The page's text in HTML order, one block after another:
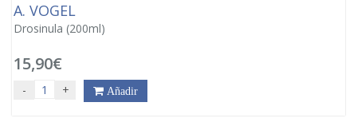
A. VOGEL
Drosinula (200ml)
15,90€
- + Añadir